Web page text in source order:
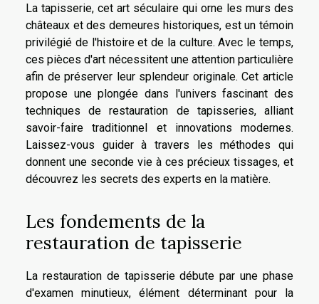
La tapisserie, cet art séculaire qui orne les murs des
châteaux et des demeures historiques, est un témoin
privilégié de l'histoire et de la culture. Avec le temps,
ces pièces d'art nécessitent une attention particulière
afin de préserver leur splendeur originale. Cet article
propose une plongée dans l'univers fascinant des
techniques de restauration de tapisseries, alliant
savoir-faire traditionnel et innovations modernes.
Laissez-vous guider à travers les méthodes qui
donnent une seconde vie à ces précieux tissages, et
découvrez les secrets des experts en la matière.
Les fondements de la
restauration de tapisserie
La restauration de tapisserie débute par une phase
d'examen minutieux, élément déterminant pour la